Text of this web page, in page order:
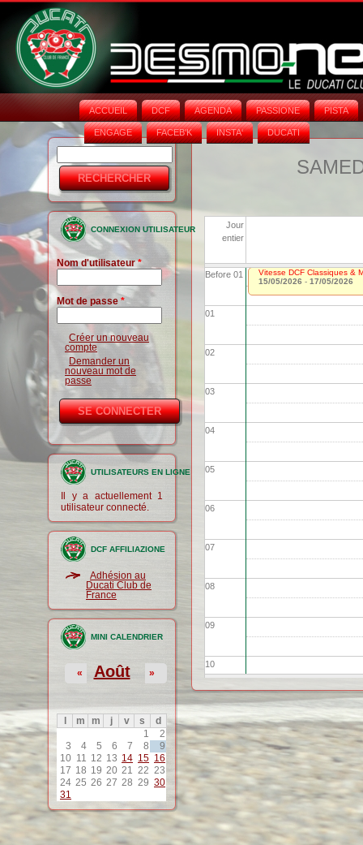
ACCUEIL DCF AGENDA PASSIONE PISTA
ENGAGE FACEB'K INSTA‘ DUCATI
Formulaire
de
recherche
CONNEXION UTILISATEUR
Nom d'utilisateur*
Mot de passe *
Créer un nouveau
compte
Demander un
nouveau mot de
passe
UTILISATEURS EN LIGNE
Il y a actuellement 1
utilisateur connecté.
DCF AFFILIAZIONE
Adhésion au
Ducati Club de
France
MINI CALENDRIER
Août
« »
m m j v s
d
1
2
3
4 5 6 7 8
9
10 11 12 13 14 15 16
17 18 19 20 21 22 23
24 25 26 27 28 29 30
31
Jour
entier
Before 01
01
02
03
04
05
06
07
08
09
10
11
12
13
Vitesse DCF Classiques &
15/05/2026 - 17/05/2026